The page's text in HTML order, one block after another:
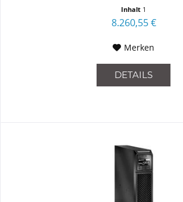
Inhalt 1
8.260,55 €
Merken
DETAILS